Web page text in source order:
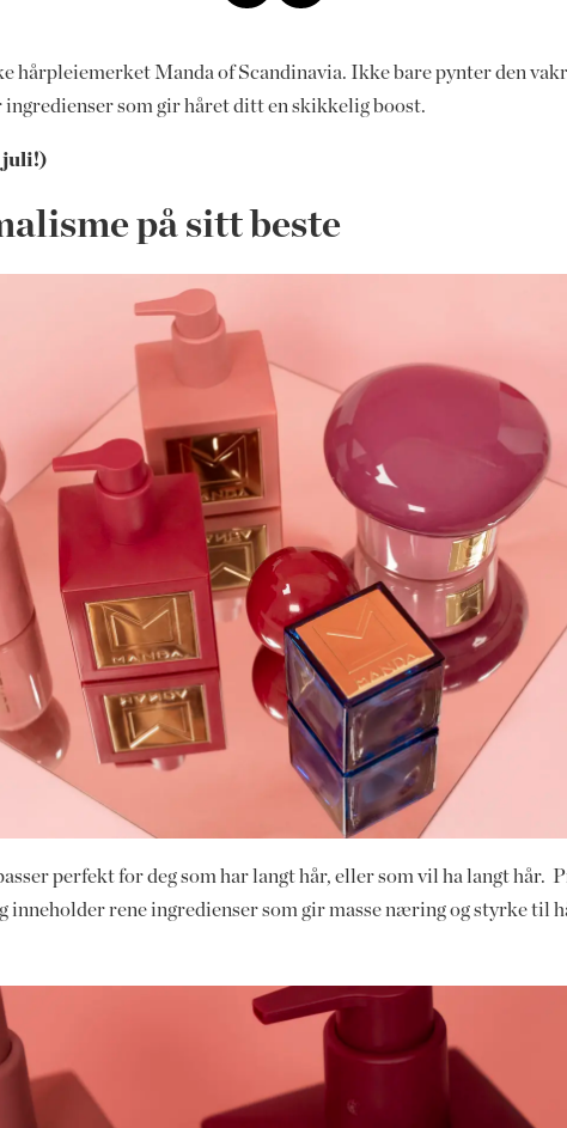
hårpleiemerket Manda of Scandinavia. Ikke bare pynter den
som gir håret ditt en skikkelig boost.
juli!)
på sitt beste
perfekt for deg som har langt hår, eller som vil ha langt hår.
inneholder rene ingredienser som gir masse næring og styrke til